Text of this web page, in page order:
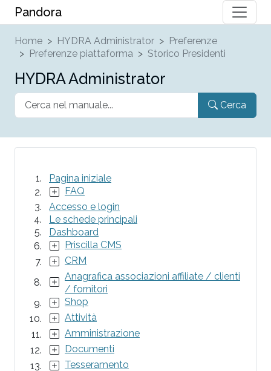
Pandora
Home HYDRA Administrator
Preferenze
Preferenze piattaforma
Storico Presidenti
HYDRA Administrator
Cerca
Pagina iniziale
FAQ
Accesso e login
Le schede principali
Dashboard
Priscilla CMS
CRM
Anagrafica associazioni affiliate / clienti
/ fornitori
Shop
Attività
Amministrazione
Documenti
Tesseramento